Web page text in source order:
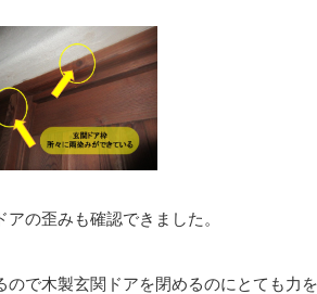
の歪みも確認できました。
ので木製玄関ドアを閉めるのにとても力